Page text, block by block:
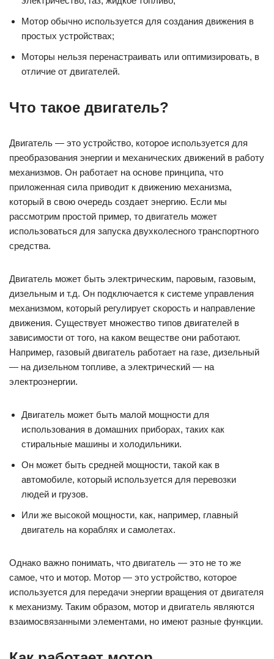
приложенная сила приводит к движению механизма,
который в свою очередь создает энергию. Если мы
рассмотрим простой пример, то двигатель может
использоваться для запуска двухколесного транспортного
Двигатель может быть электрическим, паровым, газовым,
механизмом, который регулирует скорость и направление
движения. Существует множество типов двигателей в
зависимости от того, на каком веществе они работают.
Например, газовый двигатель работает на газе, дизельный
— на дизельном топливе, а электрический — на
электроэнергии.
Двигатель может быть малой мощности для
стиральные машины и холодильники.
Он может быть средней мощности, такой как в
автомобиле, который используется для перевозки
Или же высокой мощности, как, например, главный
двигатель на кораблях и самолетах.
самое, что и мотор. Мотор — это устройство, которое
используется для передачи энергии вращения от двигателя
к механизму. Таким образом, мотор и двигатель являются
взаимосвязанными элементами, но имеют разные функции.
Как работает мотор
Мотор — это устройство, которое преобразует энергию
частей, которые работают вместе, чтобы достичь этой
цели.
Наиболее важной частью мотора является цилиндр, в
котором находится поршень. Поршень движется вверх и
производит вращательное движение, которое передается